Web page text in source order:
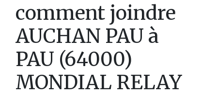
comment joindre
AUCHAN PAU à
PAU (64000)
MONDIAL RELAY